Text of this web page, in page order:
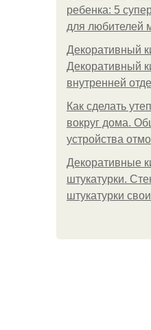
ребенка: 5
для любителей
Декоративный
Декоративный
внутренней
Как сделать
вокруг дома.
устройства
Декоративные
штукатурки.
штукатурки